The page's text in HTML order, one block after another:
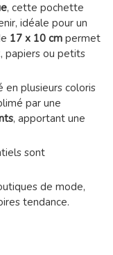
, cette pochette
idéale pour un
17 x 10 cmpermet
papiers ou petits
en plusieurs coloris
par une
, apportant une
sont
de mode,
tendance.